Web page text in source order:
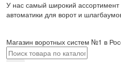
У нас самый широкий
автоматики для ворот и
Магазин воротных систем №1 в